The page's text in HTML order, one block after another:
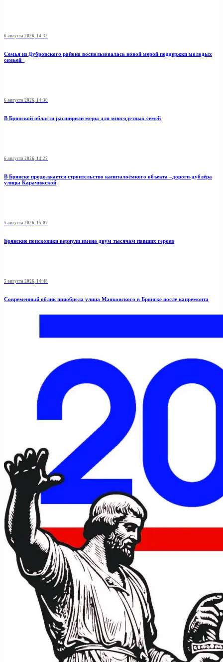
6 августа 2026, 14:32
Семья из Дубровского района воспользовалась новой мерой поддержки молодых
семьей
6 августа 2026, 14:30
В Брянской области расширили меры для многодетных семей
6 августа 2026, 14:27
В Брянске продолжается строительство капиталоёмкого объекта –дороги-дублёра
улицы Карачижской
5 августа 2026, 15:07
Брянские поисковики вернули имена двум тысячам павших героев
5 августа 2026, 14:48
Современный облик приобрела улица Маяковского в Брянске после капремонта